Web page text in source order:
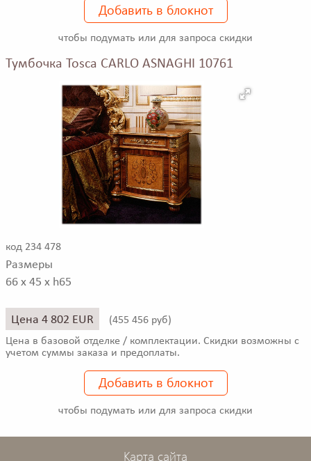
Добавить в блокнот
чтобы подумать или для запроса скидки
Тумбочка Tosca CARLO ASNAGHI 10761
код 234 478
Размеры
66 x 45 x h65
Цена 4 802 EUR (455 456 руб)
Цена в базовой отделке / комплектации. Скидки возможны с
учетом суммы заказа и предоплаты.
Добавить в блокнот
чтобы подумать или для запроса скидки
Карта сайта